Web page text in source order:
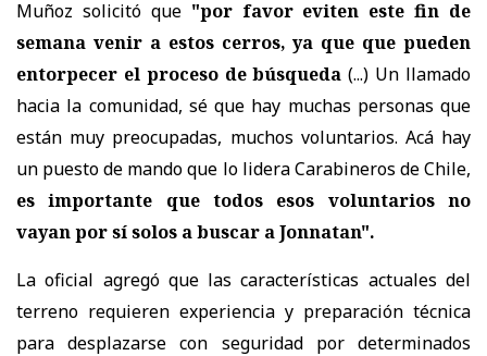
Muñoz solicitó que "por favor eviten este fin de
semana venir a estos cerros, ya que que pueden
entorpecer el proceso de búsqueda (...) Un llamado
hacia la comunidad, sé que hay muchas personas que
están muy preocupadas, muchos voluntarios. Acá hay
un puesto de mando que lo lidera Carabineros de Chile,
es importante que todos esos voluntarios no
vayan por sí solos a buscar a Jonnatan".
La oficial agregó que las características actuales del
terreno requieren experiencia y preparación técnica
para desplazarse con seguridad por determinados